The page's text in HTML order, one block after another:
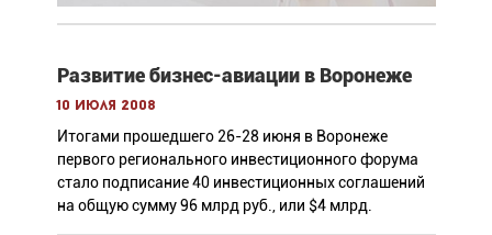
Развитие бизнес-авиации в Воронеже
10 июля 2008
Итогами прошедшего 26-28 июня в Воронеже
первого регионального инвестиционного форума
стало подписание 40 инвестиционных соглашений
на общую сумму 96 млрд руб., или $4 млрд.